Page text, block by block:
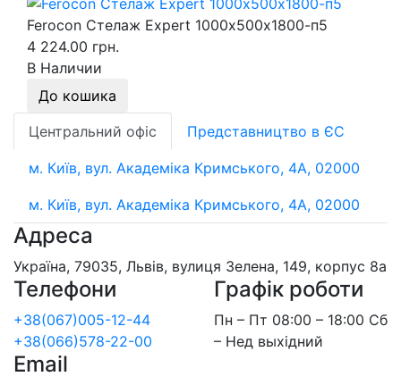
Ferocon Стелаж Expert 1000х500х1800-п5
4 224.00 грн.
В Наличии
До кошика
Центральний офіс
Представництво в ЄС
м. Київ, вул. Академіка Кримського, 4А, 02000
м. Київ, вул. Академіка Кримського, 4А, 02000
Адреса
Україна, 79035, Львів, вулиця Зелена, 149, корпус 8а
Телефони
+38(067)005-12-44
+38(066)578-22-00
Графік роботи
Пн – Пт 08:00 – 18:00 Сб
– Нед выхідний
Email